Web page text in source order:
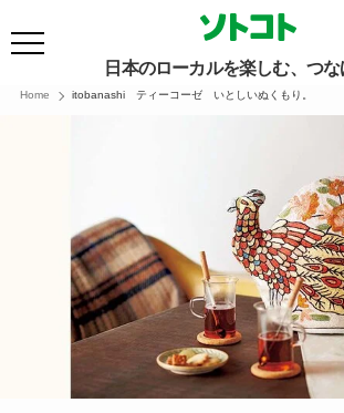
日本のローカルを楽しむ、つな
Home itobanashi ティーコーゼ いとしいぬくもり。